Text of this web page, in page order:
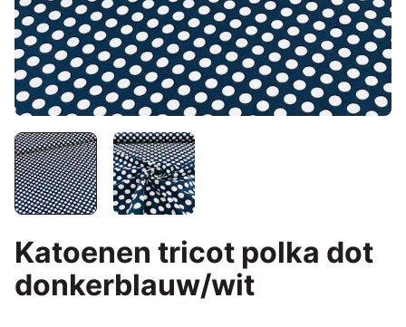
Katoenen tricot polka dot
donkerblauw/wit